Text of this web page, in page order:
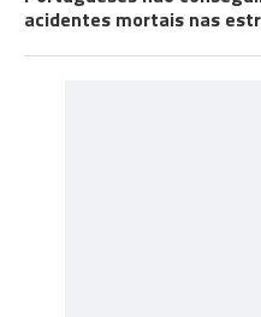
acidentes mortais nas